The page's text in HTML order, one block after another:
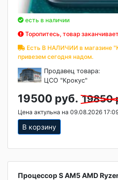
есть в наличии
Торопитесь, товар
Есть В НАЛИЧИИ в магазине
привезем сегодня надом.
Продавец товара:
ЦСО "Крокус"
19500 руб. 19850
Цена актульна на 09.08.2026
В корзину
Процессор S AM5 AMD